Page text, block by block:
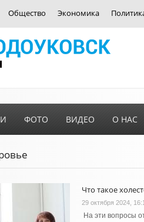
Общество Экономика
ФОТО ВИДЕО О НАС
Что такое
29 октября 2024,
На эти вопросы